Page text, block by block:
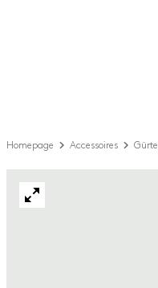
Homepage Accessoires Gürtel